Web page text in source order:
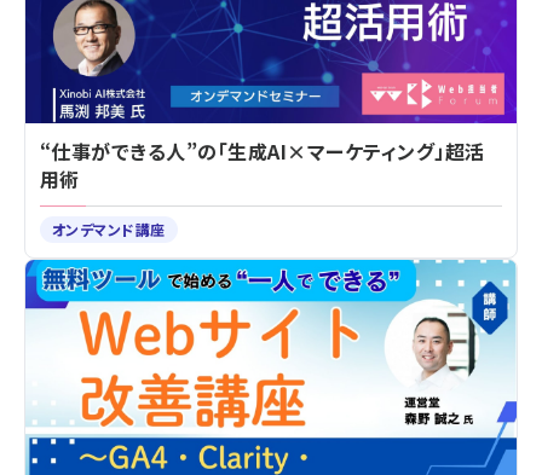
“仕事ができる人”の「生成AI×マーケティング」超活
用術
オンデマンド講座